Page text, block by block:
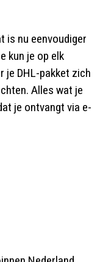
is nu eenvoudiger
kun je op elk
je DHL-pakket zich
Alles wat je
je ontvangt via e-